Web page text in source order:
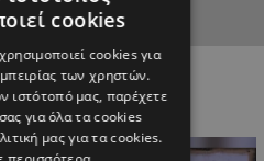
ΔΙΕΘΝΗ
cookies
cookies για
των χρηστών.
ιστότοπό μας, παρέχετε
για όλα τα cookies
μας για τα cookies.